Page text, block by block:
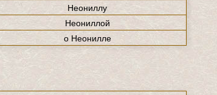
Неониллу
Неониллой
о Неонилле